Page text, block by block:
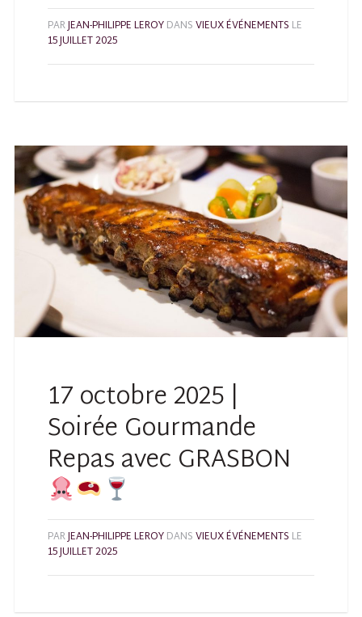
PARJEAN-PHILIPPE LEROYDANSVIEUX ÉVÉNEMENTS LE
15 JUILLET 2025
17 octobre 2025 |
Soirée Gourmande
Repas avec GRASBON
PARJEAN-PHILIPPE LEROYDANSVIEUX ÉVÉNEMENTS LE
15 JUILLET 2025